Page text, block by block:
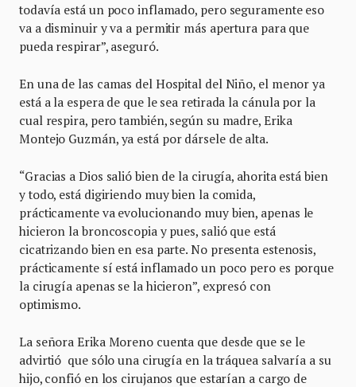
todavía está un poco inflamado, pero seguramente eso
va a disminuir y va a permitir más apertura para que
pueda respirar”, aseguró.
En una de las camas del Hospital del Niño, el menor ya
está a la espera de que le sea retirada la cánula por la
cual respira, pero también, según su madre, Erika
Montejo Guzmán, ya está por dársele de alta.
“Gracias a Dios salió bien de la cirugía, ahorita está bien
y todo, está digiriendo muy bien la comida,
prácticamente va evolucionando muy bien, apenas le
hicieron la broncoscopia y pues, salió que está
cicatrizando bien en esa parte. No presenta estenosis,
prácticamente sí está inflamado un poco pero es porque
la cirugía apenas se la hicieron”, expresó con
optimismo.
La señora Erika Moreno cuenta que desde que se le
advirtió que sólo una cirugía en la tráquea salvaría a su
hijo, confió en los cirujanos que estarían a cargo de